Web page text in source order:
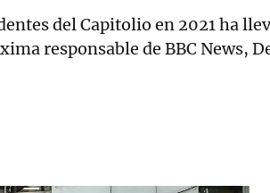
del Capitolio en 2021 ha
responsable de BBC News,